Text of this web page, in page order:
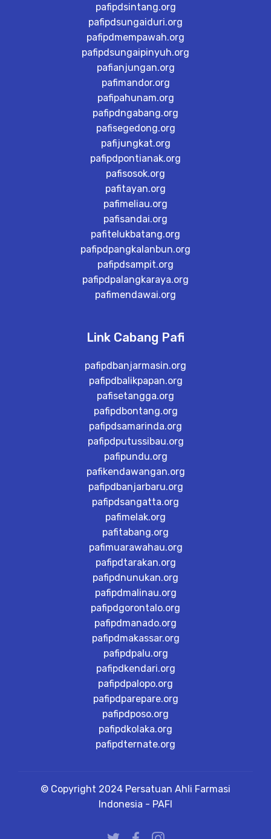
pafipdsintang.org
pafipdsungaiduri.org
pafipdmempawah.org
pafipdsungaipinyuh.org
pafianjungan.org
pafimandor.org
pafipahunam.org
pafipdngabang.org
pafisegedong.org
pafijungkat.org
pafipdpontianak.org
pafisosok.org
pafitayan.org
pafimeliau.org
pafisandai.org
pafitelukbatang.org
pafipdpangkalanbun.org
pafipdsampit.org
pafipdpalangkaraya.org
pafimendawai.org
Link Cabang Pafi
pafipdbanjarmasin.org
pafipdbalikpapan.org
pafisetangga.org
pafipdbontang.org
pafipdsamarinda.org
pafipdputussibau.org
pafipundu.org
pafikendawangan.org
pafipdbanjarbaru.org
pafipdsangatta.org
pafimelak.org
pafitabang.org
pafimuarawahau.org
pafipdtarakan.org
pafipdnunukan.org
pafipdmalinau.org
pafipdgorontalo.org
pafipdmanado.org
pafipdmakassar.org
pafipdpalu.org
pafipdkendari.org
pafipdpalopo.org
pafipdparepare.org
pafipdposo.org
pafipdkolaka.org
pafipdternate.org
© Copyright 2024 Persatuan Ahli Farmasi
Indonesia - PAFI